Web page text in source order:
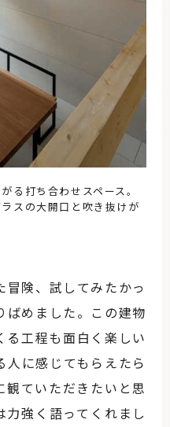
る打ち合わせスペース。
スの大開口と吹き抜けが
冒険、試してみたかっ
ばめました。この建物
る工程も面白く楽しい
人に感じてもらえたら
ていただきたいと思
力強く語ってくれまし